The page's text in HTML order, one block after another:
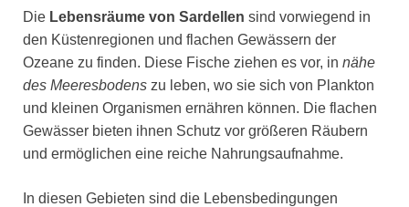
Die Lebensräume von Sardellen sind vorwiegend in
den Küstenregionen und flachen Gewässern der
Ozeane zu finden. Diese Fische ziehen es vor, in nähe
des Meeresbodens zu leben, wo sie sich von Plankton
und kleinen Organismen ernähren können. Die flachen
Gewässer bieten ihnen Schutz vor größeren Räubern
und ermöglichen eine reiche Nahrungsaufnahme.
In diesen Gebieten sind die Lebensbedingungen